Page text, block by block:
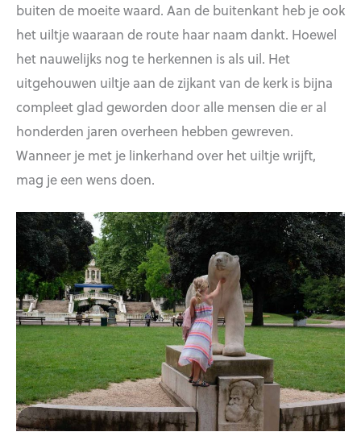
buiten de moeite waard. Aan de buitenkant heb je ook
het uiltje waaraan de route haar naam dankt. Hoewel
het nauwelijks nog te herkennen is als uil. Het
uitgehouwen uiltje aan de zijkant van de kerk is bijna
compleet glad geworden door alle mensen die er al
honderden jaren overheen hebben gewreven.
Wanneer je met je linkerhand over het uiltje wrijft,
mag je een wens doen.